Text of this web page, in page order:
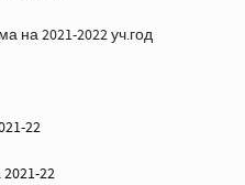
на 2021-2022 уч.год
22
22